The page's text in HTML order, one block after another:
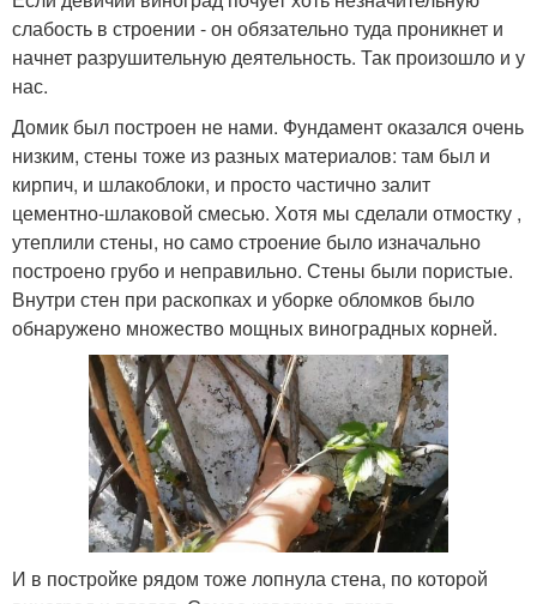
слабость в строении - он обязательно туда проникнет и
начнет разрушительную деятельность. Так произошло и у
нас.
Домик был построен не нами. Фундамент оказался очень
низким, стены тоже из разных материалов: там был и
кирпич, и шлакоблоки, и просто частично залит
цементно-шлаковой смесью. Хотя мы сделали отмостку ,
утеплили стены, но само строение было изначально
построено грубо и неправильно. Стены были пористые.
Внутри стен при раскопках и уборке обломков было
обнаружено множество мощных виноградных корней.
И в постройке рядом тоже лопнула стена, по которой